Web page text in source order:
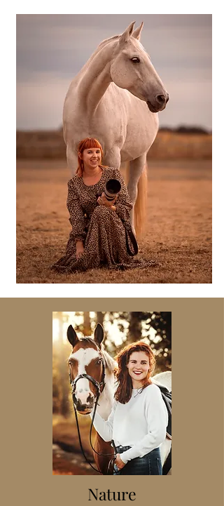
Nature